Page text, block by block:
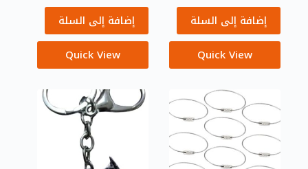
إضافة إلى السلة
Quick View
إضافة إلى السلة
Quick View